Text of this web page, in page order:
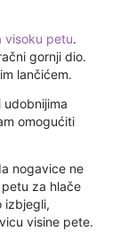
visoku petu.
gornji dio.
lančićem.
omogućiti
nogavice ne
za hlače
izbjegli,
visine pete.